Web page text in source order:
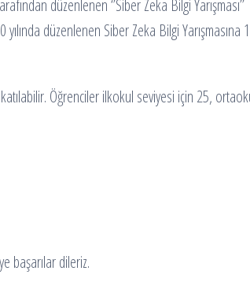
düzenlenen ‘’Siber Zeka Bilgi
düzenlenen Siber Zeka Bilgi
Öğrenciler ilkokul seviyesi için 25,
başarılar dileriz.